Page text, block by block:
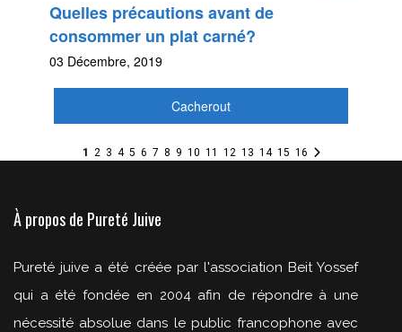
Quelles précautions avant de
consommer un plat carné?
03 Décembre, 2019
Cacherout
1 2 3 4 5 6 7 8 9 10 11 12 13 14 15 16
À propos de Pureté Juive
Pureté juive a été créée par l'association Beit Yossef
qui a été fondée en 2004 afin de répondre à une
nécessité absolue dans le public francophone avec